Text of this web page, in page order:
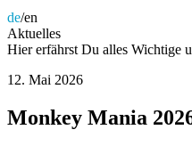
de/en
Aktuelles
Hier erfährst Du alles Wichtige
12. Mai 2026
Monkey Mania